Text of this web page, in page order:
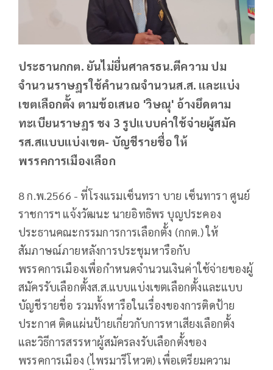
ประธานกกต. ยันไม่ยื่นศาลรธน.ตีความ ปม
จำนวนราษฎรใช้คำนวณจำนวนส.ส. และแบ่ง
เขตเลือกตั้ง ตามข้อเสนอ 'วิษณุ' อ้างยึดตาม
ทะเบียนราษฎร ชง 3 รูปแบบค่าใช้จ่ายผู้สมัค
รส.สแบบแบ่งเขต- บัญชีรายชื่อ ให้
พรรคการเมืองเลือก
8 ก.พ.2566 - ที่โรงแรมเซ็นทรา บาย เซ็นทารา ศูนย์
ราชการฯ แจ้งวัฒนะ นายอิทธิพร บุญประคอง
ประธานคณะกรรมการการเลือกตั้ง (กกต.) ให้
สัมภาษณ์ภายหลังการประชุมหารือกับ
พรรคการเมืองเพื่อกำหนดจำนวนเงินค่าใช้จ่ายของผู้
สมัครรับเลือกตั้งส.ส.แบบแบ่งเขตเลือกตั้งและแบบ
บัญชีรายชื่อ รวมทั้งหารือในเรื่องของการติดป้าย
ประกาศ ติดแผ่นป้ายเกี่ยวกับการหาเสียงเลือกตั้ง
และวิธีการสรรหาผู้สมัครลงรับเลือกตั้งของ
พรรคการเมือง (ไพรมารีโหวต) เพื่อเตรียมความ